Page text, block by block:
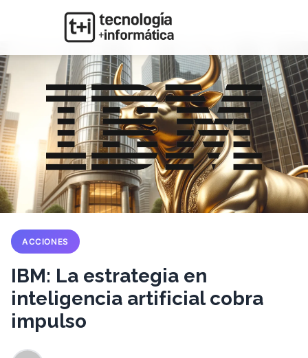
ACCIONES
IBM: La estrategia en
inteligencia artificial cobra
impulso